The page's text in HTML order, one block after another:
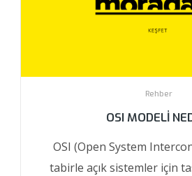
Rehber
OSI MODELI
OSI (Open System
tabirle açık sistemler için